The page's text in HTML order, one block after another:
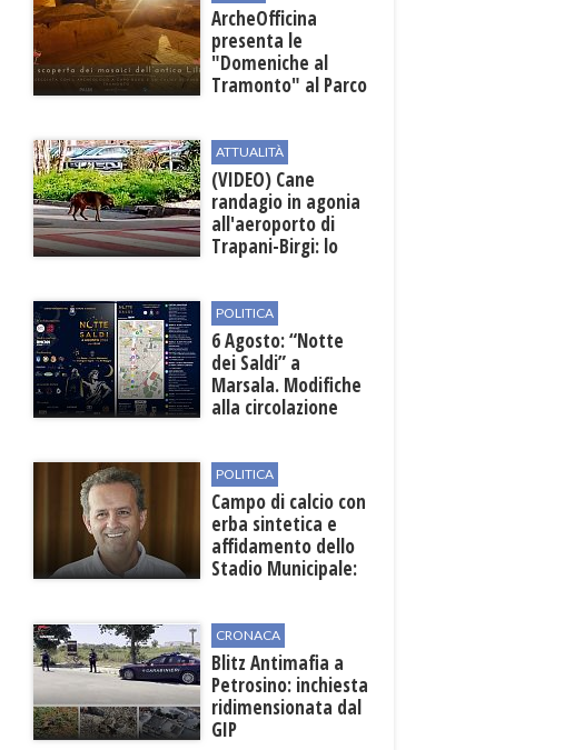
ArcheOfficina
presenta le
"Domeniche al
Tramonto" al Parco
ATTUALITÀ
(VIDEO) Cane
randagio in agonia
all'aeroporto di
Trapani-Birgi: lo
POLITICA
6 Agosto: “Notte
dei Saldi” a
Marsala. Modifiche
alla circolazione
manifestazione
POLITICA
Campo di calcio con
erba sintetica e
affidamento dello
Stadio Municipale:
CRONACA
Blitz Antimafia a
Petrosino: inchiesta
ridimensionata dal
GIP